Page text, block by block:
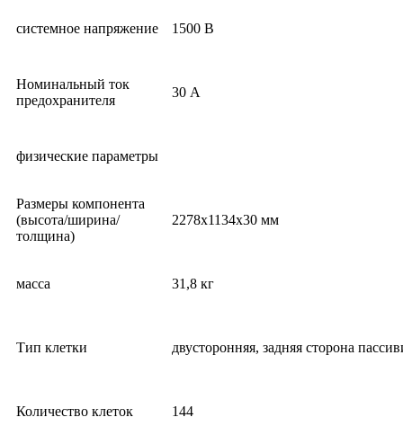
системное напряжение 1500 В
Номинальный ток
предохранителя
30 А
физические параметры
Размеры компонента
(высота/ширина/
толщина)
2278x1134x30 мм
масса 31,8 кг
Тип клетки двусторонняя, задняя сторона
Количество клеток 144